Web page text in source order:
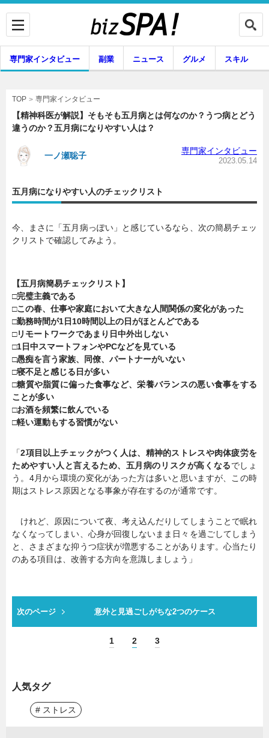
専門家インタビュー
副業
グルメ
暮らし
連載一覧
専門家インタビュー 副業 ニュース グルメ スキル
TOP 専門家インタビュー
【精神科医が解説】そもそも五月病とは何なのか？うつ病とどう
違うのか？五月病になりやすい人は？
一ノ瀬聡子 専門家インタビュー
2023.05.14
五月病になりやすい人のチェックリスト
今、まさに「五月病っぽい」と感じているなら、次の簡易チェッ
クリストで確認してみよう。
【五月病簡易チェックリスト】
□完璧主義である
□この春、仕事や家庭において大きな人間関係の変化があった
□勤務時間が1日10時間以上の日がほとんどである
□リモートワークであまり日中外出しない
□1日中スマートフォンやPCなどを見ている
□愚痴を言う家族、同僚、パートナーがいない
□寝不足と感じる日が多い
□糖質や脂質に偏った食事など、栄養バランスの悪い食事をする
ことが多い
□お酒を頻繁に飲んでいる
□軽い運動もする習慣がない
「2項目以上チェックがつく人は、精神的ストレスや肉体疲労を
ためやすい人と言えるため、五月病のリスクが高くなるでしょ
う。4月から環境の変化があった方は多いと思いますが、この時
期はストレス原因となる事象が存在するのが通常です。
けれど、原因について夜、考え込んだりしてしまうことで眠れ
なくなってしまい、心身が回復しないまま日々を過ごしてしまう
と、さまざまな抑うつ症状が増悪することがあります。心当たり
のある項目は、改善する方向を意識しましょう」
次のページ 意外と見過ごしがちな2つのケース
1 2 3
人気タグ
# ストレス